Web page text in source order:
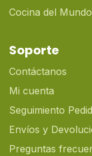
Cocina del Mundo
Soporte
Contáctanos
Mi cuenta
Seguimiento
Envíos y
Preguntas